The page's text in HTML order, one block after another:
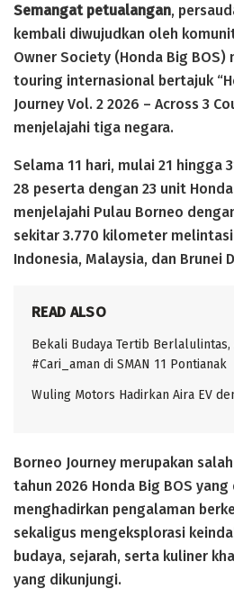
Semangat petualangan,
kembali diwujudkan oleh
Owner Society (Honda Big
touring internasional bertajuk
Journey Vol. 2 2026 – Across 3
menjelajahi tiga negara.
Selama 11 hari, mulai 21 hingga
28 peserta dengan 23 unit
menjelajahi Pulau Borneo
sekitar 3.770 kilometer
Indonesia, Malaysia, dan Brunei
READ ALSO
Bekali Budaya Tertib
#Cari_aman di SMAN 11 Pontianak
Wuling Motors Hadirkan Aira EV
Borneo Journey merupakan
tahun 2026 Honda Big BOS
menghadirkan pengalaman
sekaligus mengeksplorasi
budaya, sejarah, serta kuliner
yang dikunjungi.